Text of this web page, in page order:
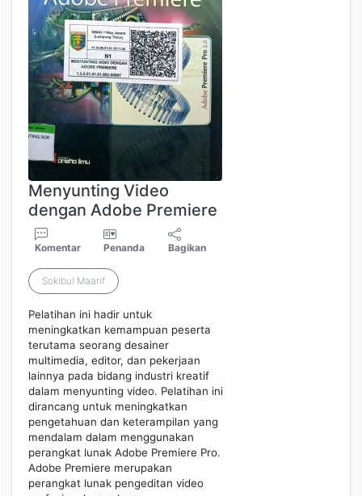
Menyunting Video
dengan Adobe Premiere
Komentar Penanda Bagikan
Sokibul Maarif
Pelatihan ini hadir untuk
meningkatkan kemampuan peserta
terutama seorang desainer
multimedia, editor, dan pekerjaan
lainnya pada bidang industri kreatif
dalam menyunting video. Pelatihan ini
dirancang untuk meningkatkan
pengetahuan dan keterampilan yang
mendalam dalam menggunakan
perangkat lunak Adobe Premiere Pro.
Adobe Premiere merupakan
perangkat lunak pengeditan video